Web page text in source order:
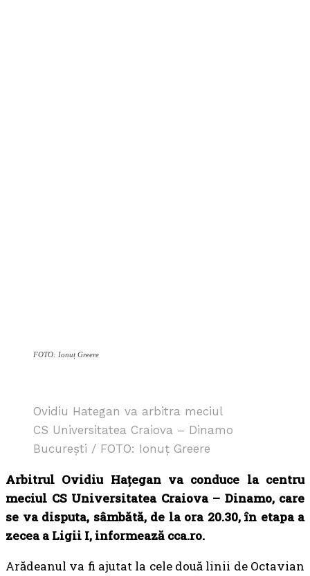
FOTO: Ionuț Greere
Ovidiu Hategan va arbitra meciul
CS Universitatea Craiova – Dinamo
București / FOTO: Ionuț Greere
Arbitrul Ovidiu Haţegan va conduce la centru
meciul CS Universitatea Craiova – Dinamo, care
se va disputa, sâmbătă, de la ora 20.30, în etapa a
zecea a Ligii I, informează cca.ro.
Arădeanul va fi ajutat la cele două linii de Octavian